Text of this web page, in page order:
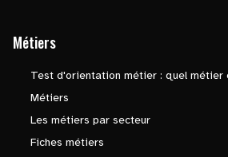
Métiers
Test d'orientation métier : quel métier
Métiers
Les métiers par secteur
Fiches métiers